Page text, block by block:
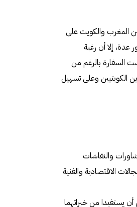
المغرب والكويت على
عدة، إلا أن رغبة
السفارة بالرغم من
الكويتيين وعلى تسهيل
والنقاشات
الاقتصادية والفنية
يستفيدا من خبراتهما